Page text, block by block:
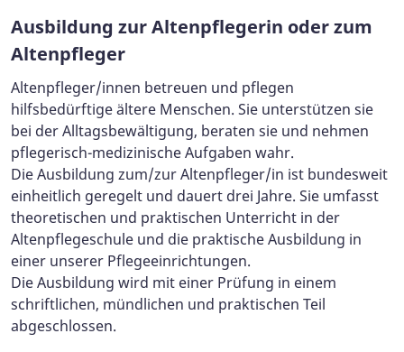
Ausbildung zur Altenpflegerin oder zum
Altenpfleger
Altenpfleger/innen betreuen und pflegen
hilfsbedürftige ältere Menschen. Sie unterstützen sie
bei der Alltagsbewältigung, beraten sie und nehmen
pflegerisch-medizinische Aufgaben wahr.
Die Ausbildung zum/zur Altenpfleger/in ist bundesweit
einheitlich geregelt und dauert drei Jahre. Sie umfasst
theoretischen und praktischen Unterricht in der
Altenpflegeschule und die praktische Ausbildung in
einer unserer Pflegeeinrichtungen.
Die Ausbildung wird mit einer Prüfung in einem
schriftlichen, mündlichen und praktischen Teil
abgeschlossen.